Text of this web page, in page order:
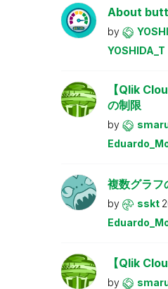
About
by
YOSHIDA_T
【Qlik
の制限
by
複数グラフ
by sskt
【Qlik
by